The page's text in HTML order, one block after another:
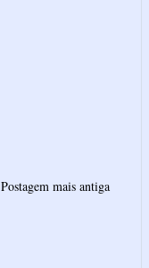
Postagem mais antiga